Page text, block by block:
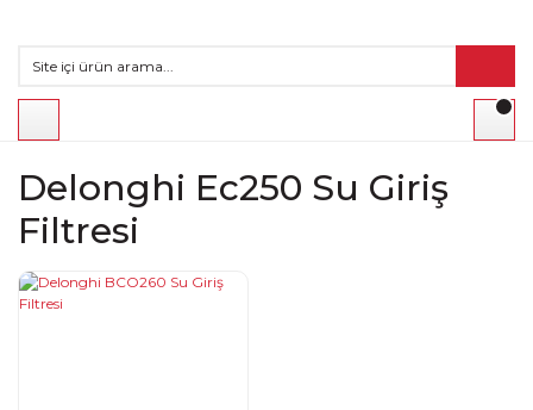
Delonghi Ec250 Su Giriş
Filtresi